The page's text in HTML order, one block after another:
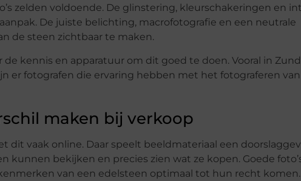
zelden voldoende. De glinstering, kleurschakeringen en
De juiste belichting, macrofotografie en een neutrale
de steen zichtbaar te maken.
kennis en apparatuur om dit goed te doen. Vooral in
er fotografen die ervaring hebben met het fotograferen van
maken bij verkoop
dit vaak online. Daar speelt beeldmateriaal een
kunnen bekijken en precies zien wat ze kopen. Goede
van een edelsteen optimaal tot hun recht